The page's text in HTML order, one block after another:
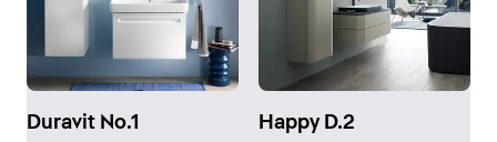
Duravit No.1 Happy D.2